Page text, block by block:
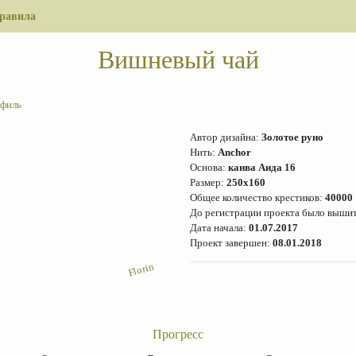
Вишневый чай
Florin
Автор дизайна: Золотое руно
Нить: Anchor
Основа: канва Аида 16
Размер: 250x160
Общее количество крестиков: 40000
До регистрации проекта было
Дата начала: 01.07.2017
Проект завершен: 08.01.2018
Прогресс